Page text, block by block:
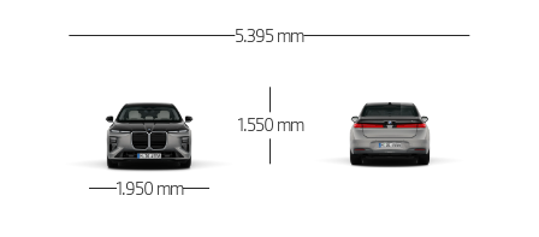
5.395 mm
1.950 mm
1.550 mm